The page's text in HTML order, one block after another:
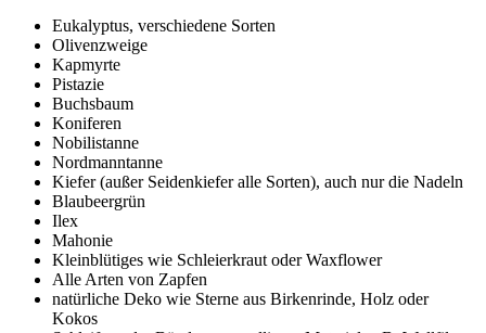
Eukalyptus, verschiedene Sorten
Olivenzweige
Kapmyrte
Pistazie
Buchsbaum
Koniferen
Nobilistanne
Nordmanntanne
Kiefer (außer Seidenkiefer alle Sorten), auch nur die Nadeln
Blaubeergrün
Ilex
Mahonie
Kleinblütiges wie Schleierkraut oder Waxflower
Alle Arten von Zapfen
natürliche Deko wie Sterne aus Birkenrinde, Holz oder
Kokos